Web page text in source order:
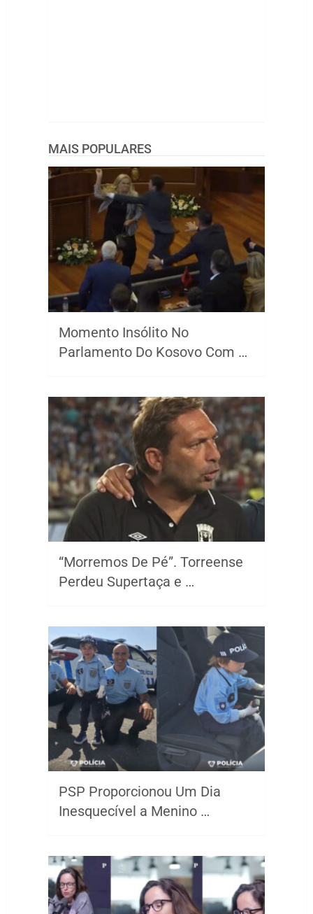
MAIS POPULARES
Momento Insólito No
Parlamento Do Kosovo Com …
“Morremos De Pé”. Torreense
Perdeu Supertaça e …
PSP Proporcionou Um Dia
Inesquecível a Menino …